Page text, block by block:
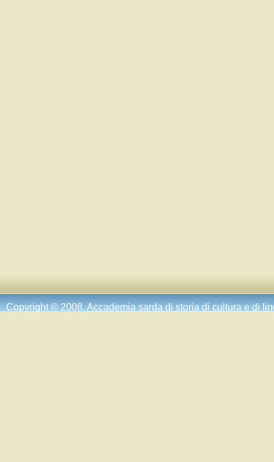
Copyright © 2008.Accademia sarda di storia di cultura e di